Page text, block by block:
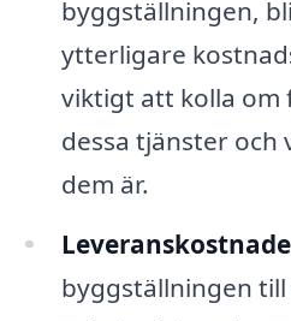
byggställningen,
ytterligare
viktigt att kolla
dessa tjänster och
dem är.
byggställningen